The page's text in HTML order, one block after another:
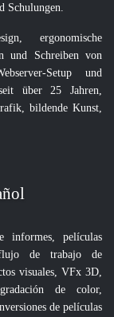
ergonomische
und Schreiben von
Setup und
über 25 Jahren,
bildende Kunst,
películas
de trabajo de
visuales, VFx 3D,
de color,
de películas